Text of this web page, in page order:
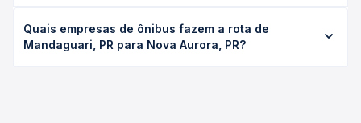
exata de cada opção na data desejada.
Nova Aurora, PR custa em média R$ 116,23 e varia
conforme a data da viagem, a empresa, o tipo de poltrona
Quais empresas de ônibus fazem a rota de
Mandaguari, PR para Nova Aurora, PR?